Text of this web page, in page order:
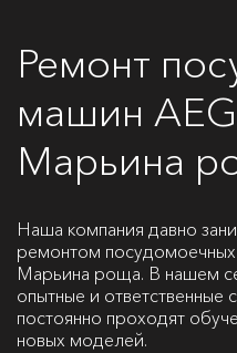
Ремонт
машин
Марьина
Наша компания давно
ремонтом
Марьина роща. В нашем
опытные и ответственные
постоянно проходят
новых моделей.